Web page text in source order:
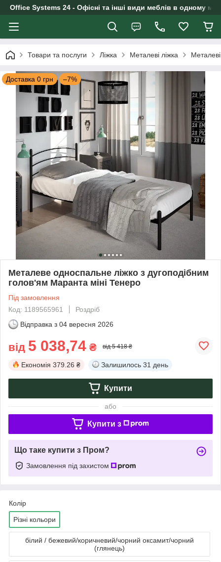
Office Systems 24 - Офісні та інші види меблів в одному
Товари та послуги Ліжка Металеві ліжка
Доставка 0 грн –7%
Металеве односпальне ліжко з дугоподібним
голов'ям Маранта міні Тенеро
Під замовлення
Код: 1189565961
Роздріб
Відправка з 04 вересня 2026
від 5 038,74 ₴ від 5 418 ₴
Економія 379.26 ₴ Залишилось 31 день
Купити
або
Купити з
Що таке купити з Пром?
Замовлення під захистом
Колір
Різні кольори
білий / бежевий/коричневий/чорний оксамит/чорний
(глянець)